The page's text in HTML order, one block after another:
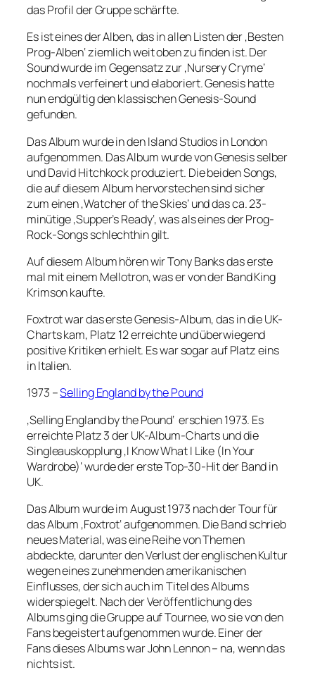
das Profil der Gruppe schärfte.
Es ist eines der Alben, das in allen Listen der ‚Besten
Prog-Alben‘ ziemlich weit oben zu finden ist. Der
Sound wurde im Gegensatz zur ‚Nursery Cryme‘
nochmals verfeinert und elaboriert. Genesis hatte
nun endgültig den klassischen Genesis-Sound
gefunden.
Das Album wurde in den Island Studios in London
aufgenommen. Das Album wurde von Genesis selber
und David Hitchkock produziert. Die beiden Songs,
die auf diesem Album hervorstechen sind sicher
zum einen ‚Watcher of the Skies‘ und das ca. 23-
minütige ‚Supper’s Ready‘, was als eines der Prog-
Rock-Songs schlechthin gilt.
Auf diesem Album hören wir Tony Banks das erste
mal mit einem Mellotron, was er von der Band King
Krimson kaufte.
Foxtrot war das erste Genesis-Album, das in die UK-
Charts kam, Platz 12 erreichte und überwiegend
positive Kritiken erhielt. Es war sogar auf Platz eins
in Italien.
1973 –Selling England by the Pound
‚Selling England by the Pound‘ erschien 1973. Es
erreichte Platz 3 der UK-Album-Charts und die
Singleauskopplung ‚I Know What I Like (In Your
Wardrobe)‘ wurde der erste Top-30-Hit der Band in
UK.
Das Album wurde im August 1973 nach der Tour für
das Album ‚Foxtrot‘ aufgenommen. Die Band schrieb
neues Material, was eine Reihe von Themen
abdeckte, darunter den Verlust der englischen Kultur
wegen eines zunehmenden amerikanischen
Einflusses, der sich auch im Titel des Albums
widerspiegelt. Nach der Veröffentlichung des
Albums ging die Gruppe auf Tournee, wo sie von den
Fans begeistert aufgenommen wurde. Einer der
Fans dieses Albums war John Lennon – na, wenn das
nichts ist.